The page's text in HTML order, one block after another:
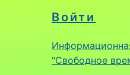
Войти
"Свободное